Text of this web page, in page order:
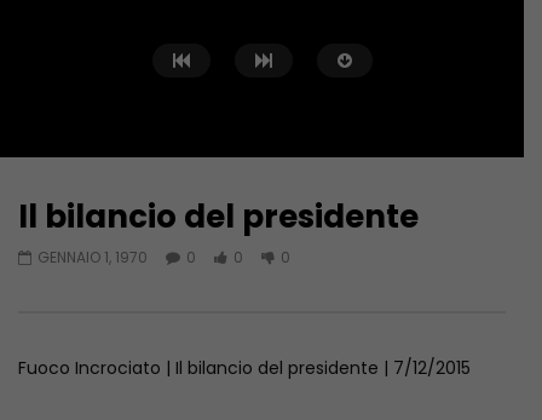
Il bilancio del presidente
GENNAIO 1, 1970 0 0 0
Fuoco Incrociato | Il bilancio del presidente | 7/12/2015